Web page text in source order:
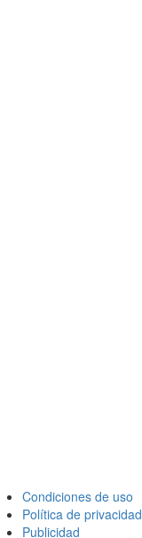
Condiciones de uso
Política de privacidad
Publicidad